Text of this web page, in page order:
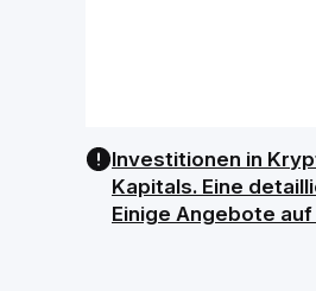
Investitionen in
Kapitals. Eine
Einige Angebote